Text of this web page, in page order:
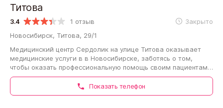
3.4 1 отзыв Закрыто
Титова
Новосибирск, Титова, 29/1
Медицинский центр Сердолик на улице Титова оказывает
медицинские услуги в в Новосибирске, заботясь о том,
чтобы оказать профессиональную помощь своим пациентам
на пути к здоровой жизни. Рейтинг…
Показать телефон